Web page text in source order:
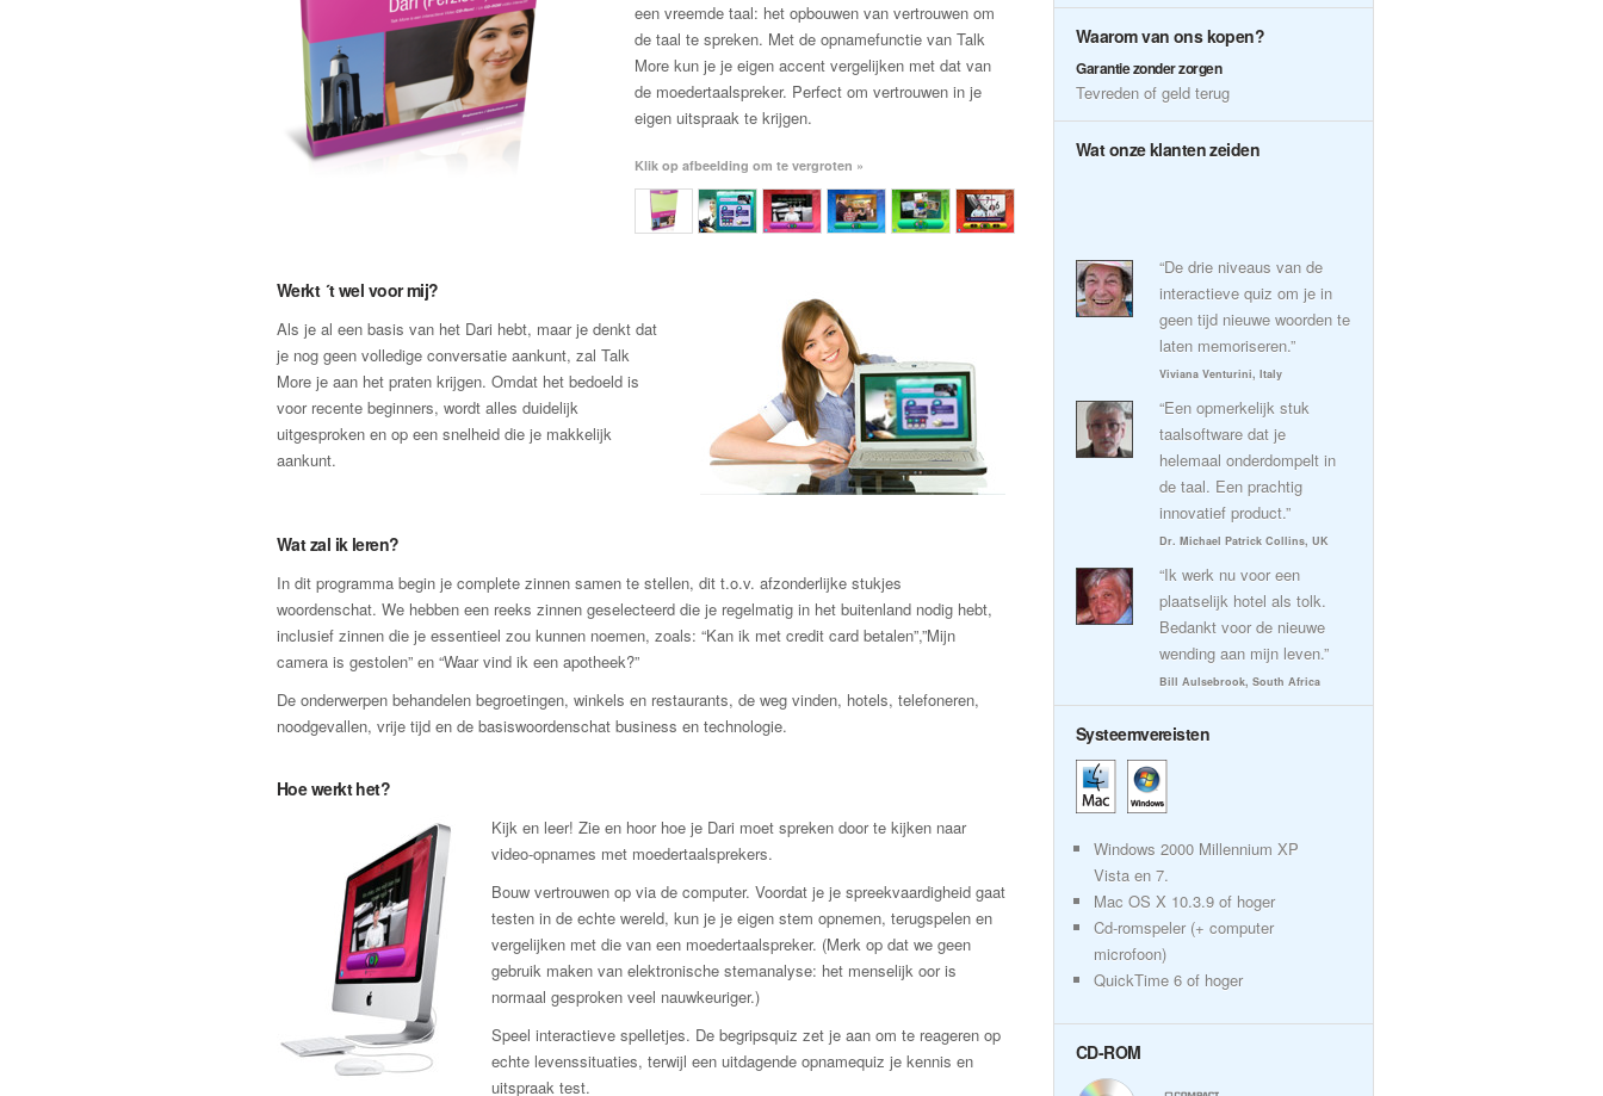
een vreemde taal: het opbouwen van vertrouwen om
de taal te spreken. Met de opnamefunctie van Talk
More kun je je eigen accent vergelijken met dat van
de moedertaalspreker. Perfect om vertrouwen in je
eigen uitspraak te krijgen.
Klik op afbeelding om te vergroten »
Werkt ´t wel voor mij?
Als je al een basis van het Dari hebt, maar je denkt dat
je nog geen volledige conversatie aankunt, zal Talk
More je aan het praten krijgen. Omdat het bedoeld is
voor recente beginners, wordt alles duidelijk
uitgesproken en op een snelheid die je makkelijk
aankunt.
Wat zal ik leren?
In dit programma begin je complete zinnen samen te stellen, dit t.o.v. afzonderlijke stukjes
woordenschat. We hebben een reeks zinnen geselecteerd die je regelmatig in het buitenland nodig hebt,
inclusief zinnen die je essentieel zou kunnen noemen, zoals: “Kan ik met credit card betalen”,”Mijn
camera is gestolen” en “Waar vind ik een apotheek?”
De onderwerpen behandelen begroetingen, winkels en restaurants, de weg vinden, hotels, telefoneren,
noodgevallen, vrije tijd en de basiswoordenschat business en technologie.
Hoe werkt het?
Kijk en leer! Zie en hoor hoe je Dari moet spreken door te kijken naar
video-opnames met moedertaalsprekers.
Bouw vertrouwen op via de computer. Voordat je je spreekvaardigheid gaat
testen in de echte wereld, kun je je eigen stem opnemen, terugspelen en
vergelijken met die van een moedertaalspreker. (Merk op dat we geen
gebruik maken van elektronische stemanalyse: het menselijk oor is
normaal gesproken veel nauwkeuriger.)
Speel interactieve spelletjes. De begripsquiz zet je aan om te reageren op
echte levenssituaties, terwijl een uitdagende opnamequiz je kennis en
uitspraak test.
Waarom van ons kopen?
Garantie zonder zorgen
Tevreden of geld terug
Wat onze klanten zeiden
“De drie niveaus van de
interactieve quiz om je in
geen tijd nieuwe woorden te
laten memoriseren.”
Viviana Venturini, Italy
“Een opmerkelijk stuk
taalsoftware dat je
helemaal onderdompelt in
de taal. Een prachtig
innovatief product.”
Dr. Michael Patrick Collins, UK
“Ik werk nu voor een
plaatselijk hotel als tolk.
Bedankt voor de nieuwe
wending aan mijn leven.”
Bill Aulsebrook, South Africa
Systeemvereisten
Windows 2000 Millennium XP
Vista en 7.
Mac OS X 10.3.9 of hoger
Cd-romspeler (+ computer
microfoon)
QuickTime 6 of hoger
CD-ROM